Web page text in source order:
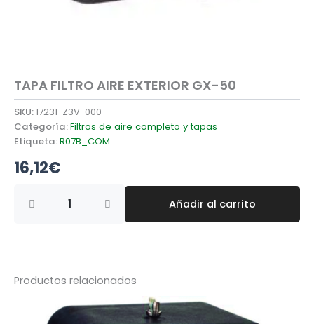
TAPA FILTRO AIRE EXTERIOR GX-50
SKU:17231-Z3V-000
Categoría:Filtros de aire completo y tapas
Etiqueta:R07B_COM
16,12€
FILTRO
cantidad
Añadir al carrito
Productos relacionados